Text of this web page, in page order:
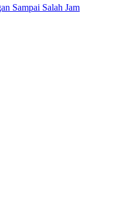
Sampai Salah Jam